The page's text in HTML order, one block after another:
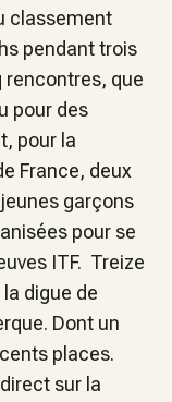
classement
pendant trois
rencontres, que
pour des
pour la
France, deux
garçons
pour se
ITF. Treize
digue de
Dont un
places.
sur la